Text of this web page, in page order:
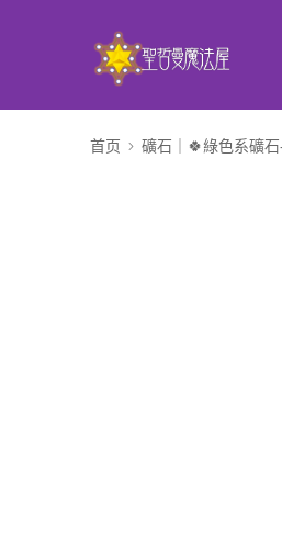
首页 礦石｜🍀綠色系礦